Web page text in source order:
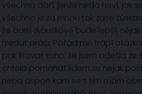
všechno daří, jenže nikdo neví, jak
všechno je za mnou tak zase
že další zkouškové bude lepší,
hledat práci. Pořád mě trápí
pak litovat toho, že jsem odešla
chtěla pomáhat lidem se nějak
nebo aspoň kam se s tím mám